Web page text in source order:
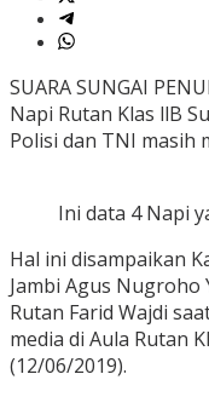
SUARA SUNGAI
Napi Rutan Klas llB
Polisi dan TNI masih
Ini data 4 Napi
Hal ini disampaikan
Jambi Agus Nugroho
Rutan Farid Wajdi
media di Aula Rutan
(12/06/2019).